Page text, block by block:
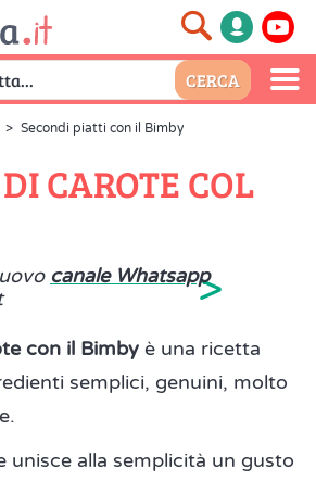
> Secondi piatti con il Bimby
CAROTE COL
canale Whatsapp>
con il Bimby è una ricetta
semplici, genuini, molto
unisce alla semplicità un gusto